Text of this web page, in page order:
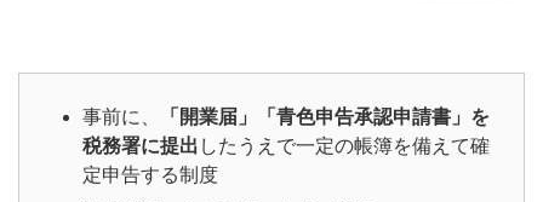
事前に、
「開業届」「青色申告承認申請書」を
税務署に提出 したうえで一定の帳簿を備えて確
定申告する制度